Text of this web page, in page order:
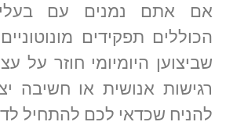
אם אתם נמנים עם בעלי
הכוללים תפקידים
שביצוען היומיומי חוזר על
רגישות אנושית או חשיבה
להניח שכדאי לכם להתחיל